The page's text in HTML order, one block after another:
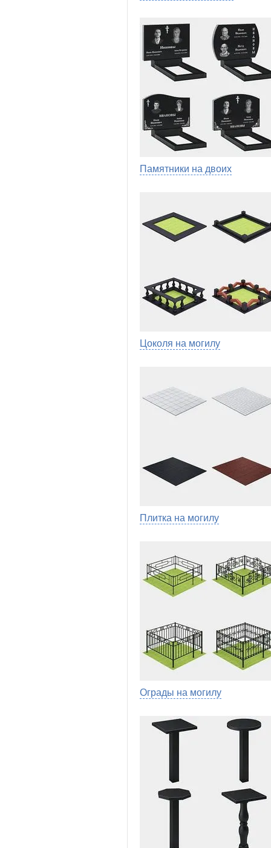
Памятники на двоих
Цоколя на могилу
Плитка на могилу
Ограды на могилу